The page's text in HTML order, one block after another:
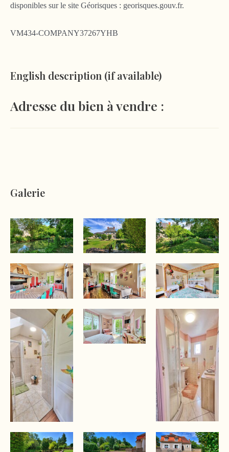
disponibles sur le site Géorisques : georisques.gouv.fr.
VM434-COMPANY37267YHB
English description (if available)
Adresse du bien à vendre :
Galerie